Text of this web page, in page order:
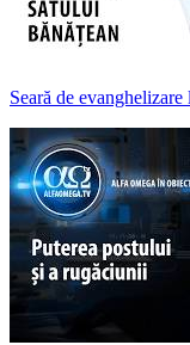
Seară de evanghelizare